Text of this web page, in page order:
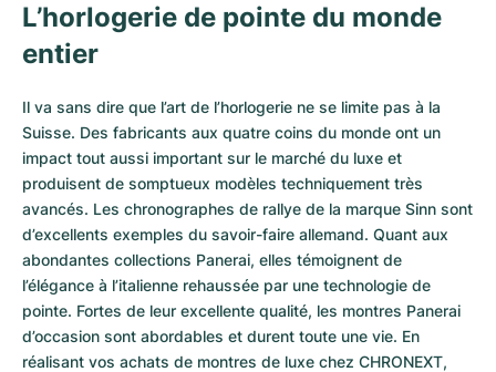
L’horlogerie de pointe du monde
entier
Il va sans dire que l’art de l’horlogerie ne se limite pas à la
Suisse. Des fabricants aux quatre coins du monde ont un
impact tout aussi important sur le marché du luxe et
produisent de somptueux modèles techniquement très
avancés. Les chronographes de rallye de la marque Sinn sont
d’excellents exemples du savoir-faire allemand. Quant aux
abondantes collections Panerai, elles témoignent de
l’élégance à l’italienne rehaussée par une technologie de
pointe. Fortes de leur excellente qualité, les montres Panerai
d’occasion sont abordables et durent toute une vie. En
réalisant vos achats de montres de luxe chez CHRONEXT,